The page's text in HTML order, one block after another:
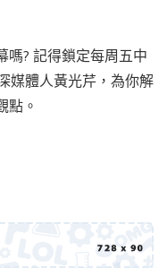
嗎? 記得鎖定每周五中
媒體人黃光芹，為你解
點。